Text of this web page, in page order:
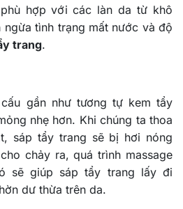
hợp với các làn da từ khô
tình trạng mất nước và độ
trang.
gần như tương tự kem tẩy
nhẹ hơn. Khi chúng ta thoa
sáp tẩy trang sẽ bị hơi nóng
chảy ra, quá trình massage
sẽ giúp sáp tẩy trang lấy đi
dư thừa trên da.